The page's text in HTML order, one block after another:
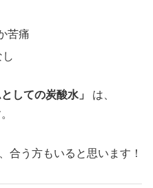
苦痛
しての炭酸水」
は、
合う方もいると思います！